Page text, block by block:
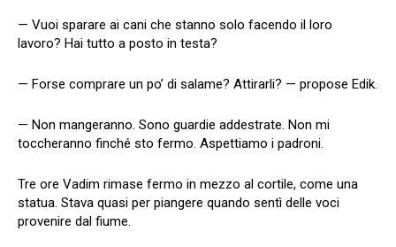
— Vuoi sparare ai cani che stanno solo facendo il loro
lavoro? Hai tutto a posto in testa?
— Forse comprare un po’ di salame? Attirarli? — propose Edik.
— Non mangeranno. Sono guardie addestrate. Non mi
toccheranno finché sto fermo. Aspettiamo i padroni.
Tre ore Vadim rimase fermo in mezzo al cortile, come una
statua. Stava quasi per piangere quando sentì delle voci
provenire dal fiume.